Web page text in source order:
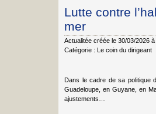
Lutte contre
mer
Actualitée créée le 30/03/2026
Catégorie : Le coin du dirigeant
Dans le cadre de sa politique
Guadeloupe, en Guyane, en
ajustements…